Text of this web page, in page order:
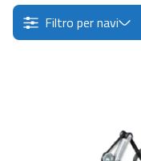
Filtro per navi